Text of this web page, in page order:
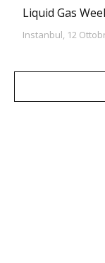
Liquid Gas
Instanbul, 12